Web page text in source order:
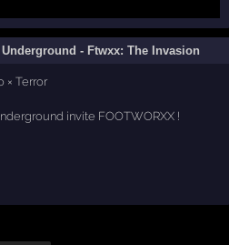
- Ftwxx: The Invasion
× Terror
invite FOOTWORXX !